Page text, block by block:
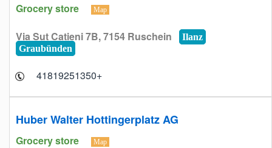
Grocery store Map
Via Sut Catieni 7B, 7154 Ruschein
Ilanz
Graubünden
+41819251350
Huber Walter Hottingerplatz AG
Grocery store Map